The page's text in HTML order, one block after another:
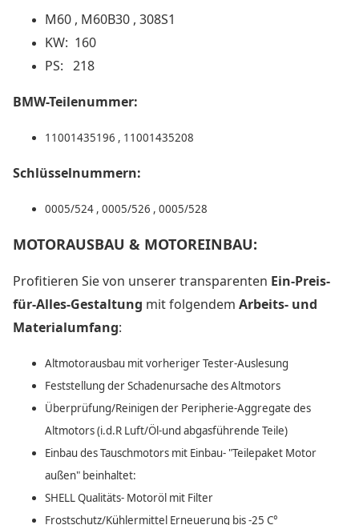
M60 , M60B30 , 308S1
KW: 160
PS: 218
BMW-Teilenummer:
11001435196 , 11001435208
Schlüsselnummern:
0005/524 , 0005/526 , 0005/528
MOTORAUSBAU & MOTOREINBAU:
Profitieren Sie von unserer transparenten Ein-Preis-
für-Alles-Gestaltung mit folgendem Arbeits- und
Materialumfang:
Altmotorausbau mit vorheriger Tester-Auslesung
Feststellung der Schadenursache des Altmotors
Überprüfung/Reinigen der Peripherie-Aggregate des
Altmotors (i.d.R Luft/Öl-und abgasführende Teile)
Einbau des Tauschmotors mit Einbau- "Teilepaket Motor
außen" beinhaltet:
SHELL Qualitäts- Motoröl mit Filter
Frostschutz/Kühlermittel Erneuerung bis -25 C°